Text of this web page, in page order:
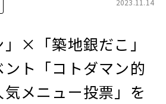
2023.11.14
」×「築地銀だこ」
ト「コトダマン的
メニュー投票」を
2025年